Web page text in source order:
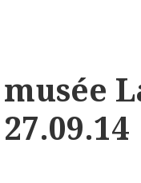
musée
27.09.14